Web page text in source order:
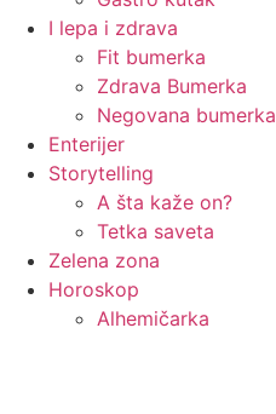
I lepa i zdrava
Fit bumerka
Zdrava Bumerka
Negovana bumerka
Enterijer
Storytelling
A šta kaže on?
Tetka saveta
Zelena zona
Horoskop
Alhemičarka